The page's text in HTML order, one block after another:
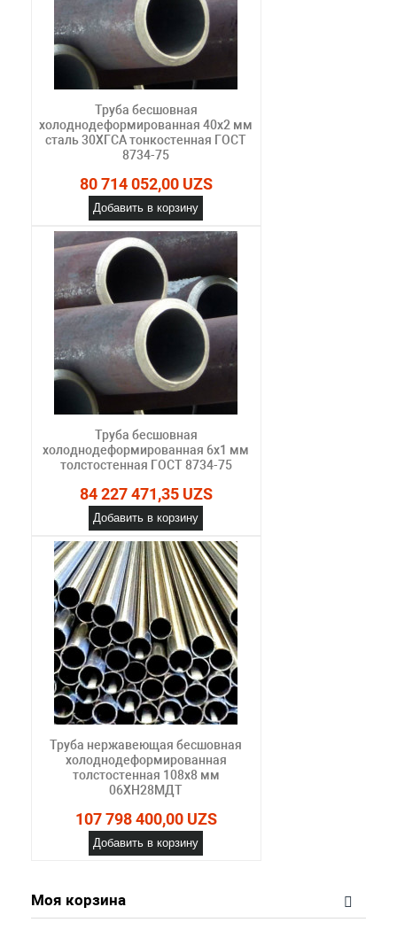
Труба бесшовная
холоднодеформированная 40х2 мм
сталь 30ХГСА тонкостенная ГОСТ
8734-75
80 714 052,00 UZS
Добавить в корзину
Труба бесшовная
холоднодеформированная 6х1 мм
толстостенная ГОСТ 8734-75
84 227 471,35 UZS
Добавить в корзину
Труба нержавеющая бесшовная
холоднодеформированная
толстостенная 108х8 мм
06ХН28МДТ
107 798 400,00 UZS
Добавить в корзину
Моя корзина